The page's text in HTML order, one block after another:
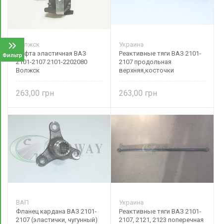
Фильтр
Волжск
Муфта эластичная ВАЗ
2101-2107 2101-2202080
Волжск
263,00
Украина
Реактивные тяги ВАЗ 2101-
2107 продольная
верхняя,косточки
263,00
ВАП
Фланец кардана ВАЗ 2101-
2107 (эластички, чугунный)
Украина
Реактивные тяги ВАЗ 2101-
2107, 2121, 2123 поперечная